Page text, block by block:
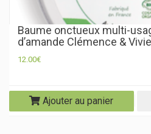
Baume onctueux multi-
d’amande Clémence &
12.00€
Ajouter au panier